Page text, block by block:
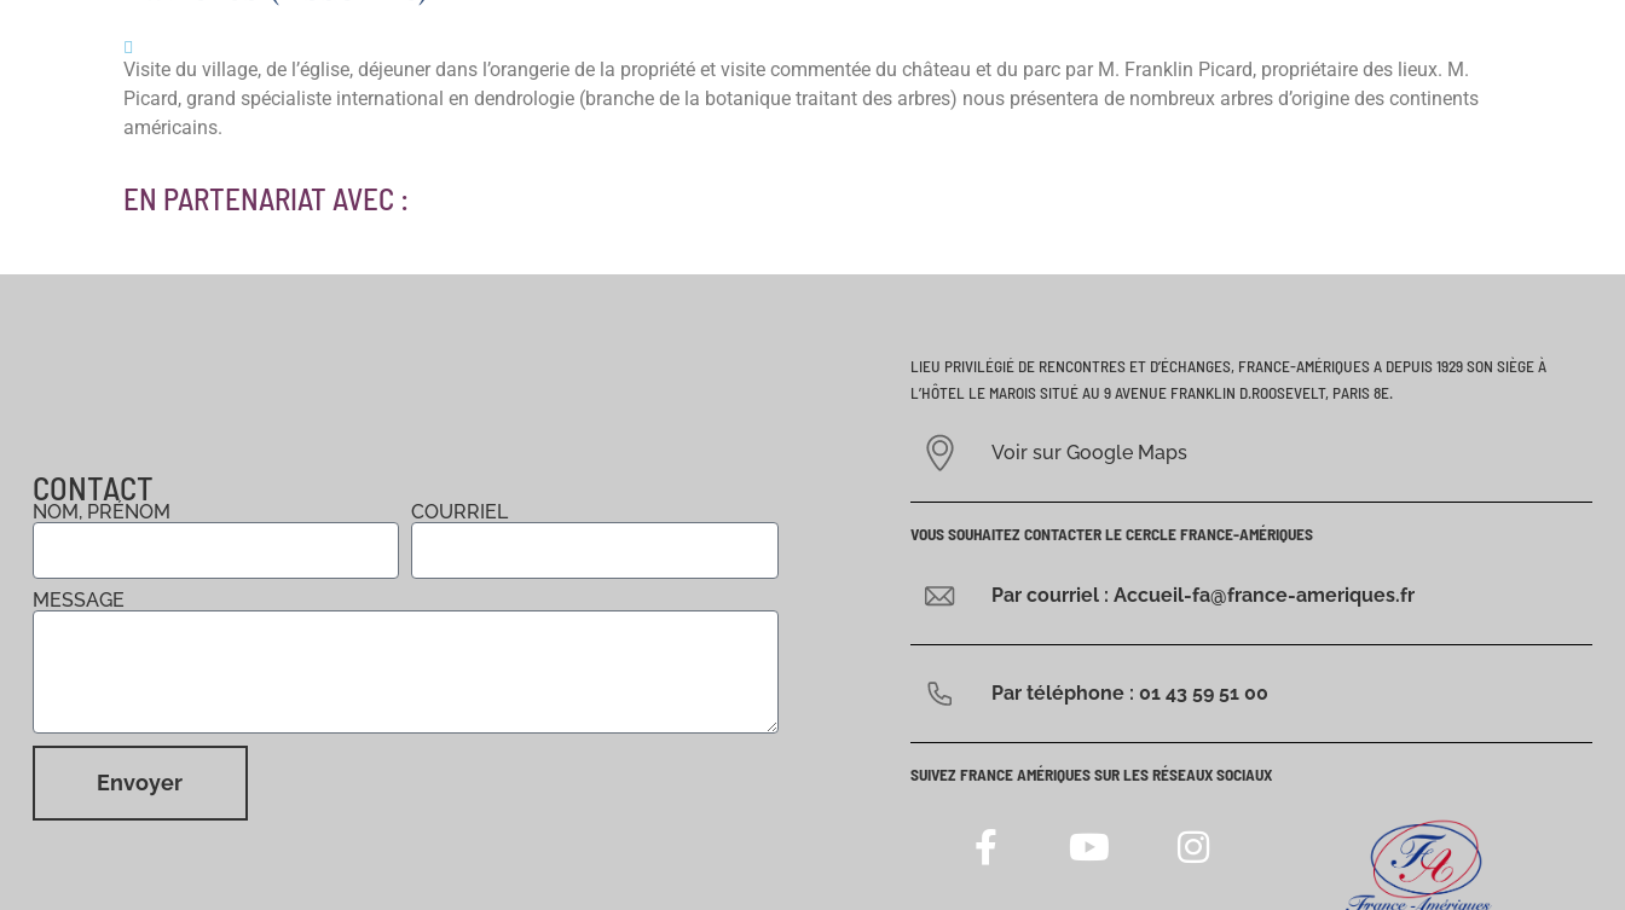
Visite du village, de l’église, déjeuner dans l’orangerie de la propriété et visite commentée du château et du parc par M. Franklin Picard, propriétaire des lieux. M.
Picard, grand spécialiste international en dendrologie (branche de la botanique traitant des arbres) nous présentera de nombreux arbres d’origine des continents
américains.
EN PARTENARIAT AVEC :
CONTACT
NOM, PRÉNOM COURRIEL
MESSAGE
Envoyer
LIEU PRIVILÉGIÉ DE RENCONTRES ET D’ÉCHANGES, FRANCE-AMÉRIQUES A DEPUIS 1929 SON SIÈGE À
L’HÔTEL LE MAROIS SITUÉ AU 9 AVENUE FRANKLIN D.ROOSEVELT, PARIS 8E.
Voir sur Google Maps
VOUS SOUHAITEZ CONTACTER LE CERCLE FRANCE-AMÉRIQUES
Par courriel : Accueil-fa@france-ameriques.fr
Par téléphone : 01 43 59 51 00
SUIVEZ FRANCE AMÉRIQUES SUR LES RÉSEAUX SOCIAUX